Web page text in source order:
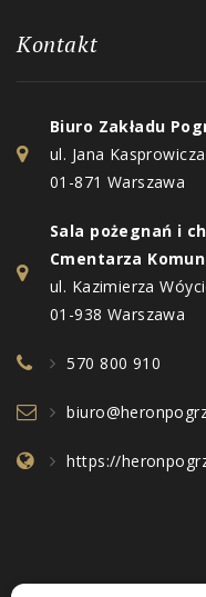
Kontakt
Biuro Zakładu
ul. Jana
01-871 Warszawa
Sala pożegnań i
Cmentarza
ul. Kazimierza
01-938 Warszawa
570 800 910
https://